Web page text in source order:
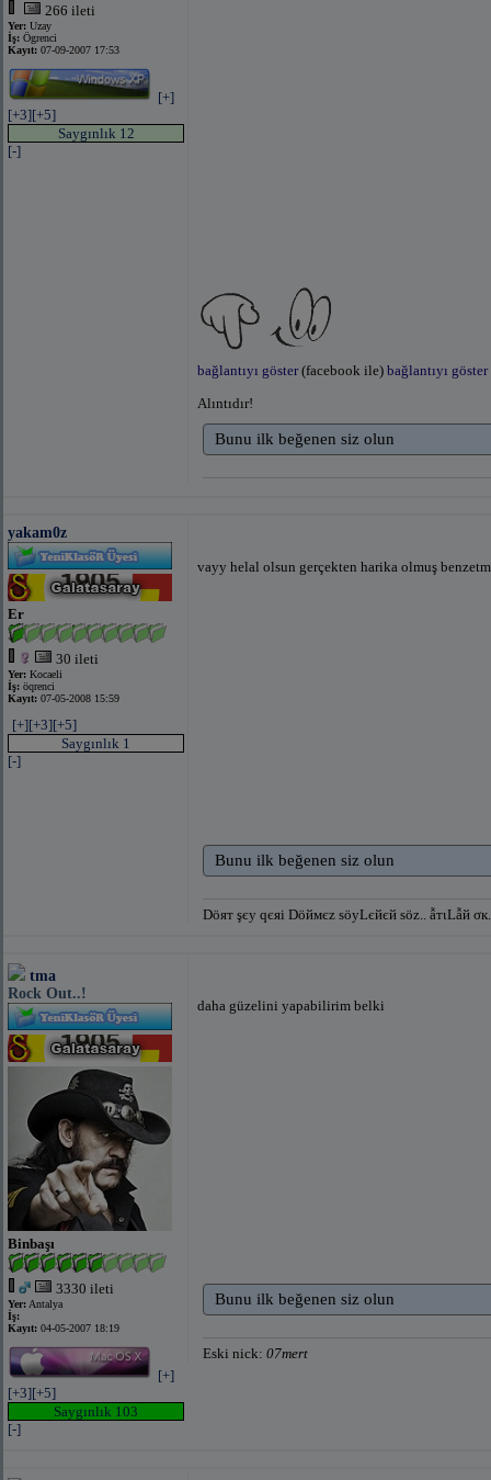
266 ileti
Yer: Uzay
İş: Ögrenci
Kayıt: 07-09-2007 17:53
[+]
[+3][+5]
Saygınlık 12
[-]
bağlantıyı göster(facebook ile) bağlantıyı göster
Alıntıdır!
Bunu ilk beğenen siz olun
yakam0z
Er
30 ileti
Yer: Kocaeli
İş: öqrenci
Kayıt: 07-05-2008 15:59
[+][+3][+5]
Saygınlık 1
[-]
vayy helal olsun gerçekten harika olmuş
Bunu ilk beğenen siz olun
Döят şєу qєяi Döймєz ѕöуLєйєй ѕöz.. ẫтιLẫй
tma
Rock Out..!
Binbaşı
3330 ileti
Yer: Antalya
İş:
Kayıt: 04-05-2007 18:19
[+]
[+3][+5]
Saygınlık 103
[-]
daha güzelini yapabilirim belki
Bunu ilk beğenen siz olun
Eski nick: 07mert